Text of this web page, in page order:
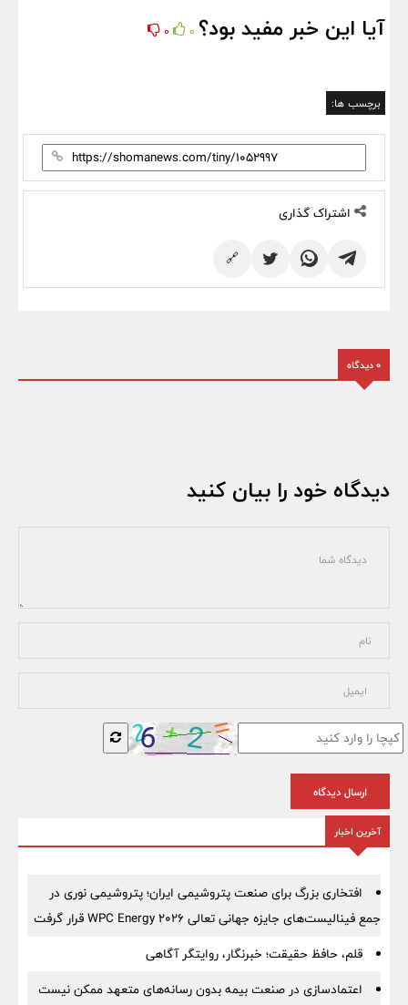
آیا این خبر مفید بود؟ 0
0
برچسب ها:
اشتراک گذاری
🔗
0 دیدگاه
دیدگاه خود را بیان کنید
ارسال دیدگاه
آخرین اخبار
افتخاری بزرگ برای صنعت پتروشیمی ایران؛ پتروشیمی نوری در
جمع فینالیست‌های جایزه جهانی تعالی WPC Energy 2026 قرار گرفت
قلم، حافظ حقیقت؛ خبرنگار، روایتگر آگاهی
اعتمادسازی در صنعت بیمه بدون رسانه‌های متعهد ممکن نیست